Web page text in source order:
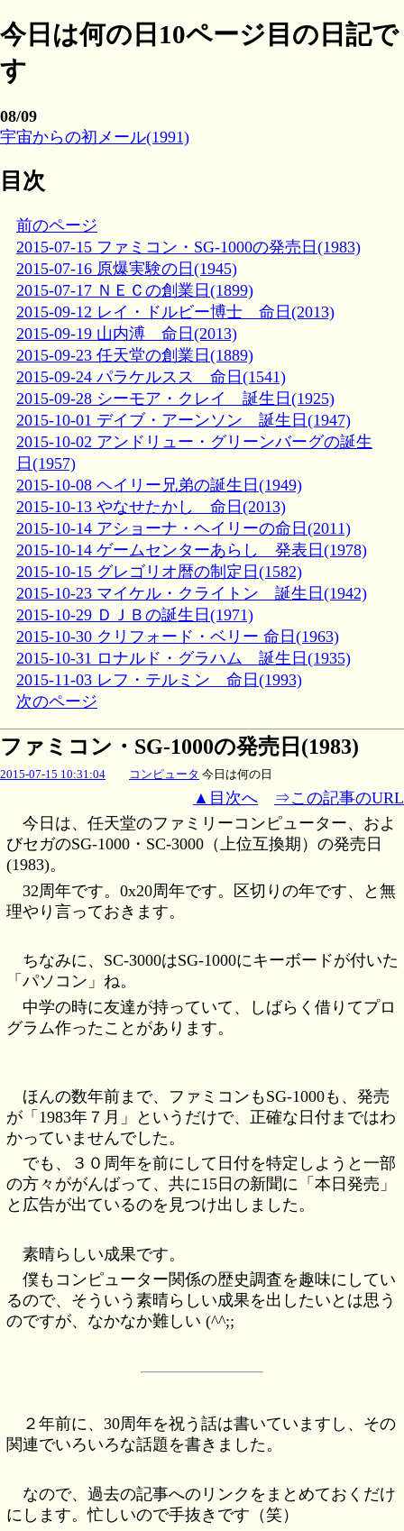
今日は何の日10ページ目の日記で
す
08/09
宇宙からの初メール(1991)
目次
前のページ
2015-07-15 ファミコン・SG-1000の発売日(1983)
2015-07-16 原爆実験の日(1945)
2015-07-17 ＮＥＣの創業日(1899)
2015-09-12 レイ・ドルビー博士 命日(2013)
2015-09-19 山内溥 命日(2013)
2015-09-23 任天堂の創業日(1889)
2015-09-24 パラケルスス 命日(1541)
2015-09-28 シーモア・クレイ 誕生日(1925)
2015-10-01 デイブ・アーンソン 誕生日(1947)
2015-10-02 アンドリュー・グリーンバーグの誕生
日(1957)
2015-10-08 ヘイリー兄弟の誕生日(1949)
2015-10-13 やなせたかし 命日(2013)
2015-10-14 アショーナ・ヘイリーの命日(2011)
2015-10-14 ゲームセンターあらし 発表日(1978)
2015-10-15 グレゴリオ暦の制定日(1582)
2015-10-23 マイケル・クライトン 誕生日(1942)
2015-10-29 ＤＪＢの誕生日(1971)
2015-10-30 クリフォード・ベリー 命日(1963)
2015-10-31 ロナルド・グラハム 誕生日(1935)
2015-11-03 レフ・テルミン 命日(1993)
次のページ
ファミコン・SG-1000の発売日(1983)
2015-07-15 10:31:04 コンピュータ 今日は何の日
▲目次へ
⇒この記事のURL
今日は、任天堂のファミリーコンピューター、およ
びセガのSG-1000・SC-3000（上位互換期）の発売日
(1983)。
32周年です。0x20周年です。区切りの年です、と無
理やり言っておきます。
ちなみに、SC-3000はSG-1000にキーボードが付いた
「パソコン」ね。
中学の時に友達が持っていて、しばらく借りてプロ
グラム作ったことがあります。
ほんの数年前まで、ファミコンもSG-1000も、発売
が「1983年７月」というだけで、正確な日付まではわ
かっていませんでした。
でも、３０周年を前にして日付を特定しようと一部
の方々ががんばって、共に15日の新聞に「本日発売」
と広告が出ているのを見つけ出しました。
素晴らしい成果です。
僕もコンピューター関係の歴史調査を趣味にしてい
るので、そういう素晴らしい成果を出したいとは思う
のですが、なかなか難しい (^^;;
２年前に、30周年を祝う話は書いていますし、その
関連でいろいろな話題を書きました。
なので、過去の記事へのリンクをまとめておくだけ
にします。忙しいので手抜きです（笑）